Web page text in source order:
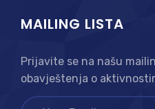
MAILING LISTA
Prijavite se na našu
obavještenja o